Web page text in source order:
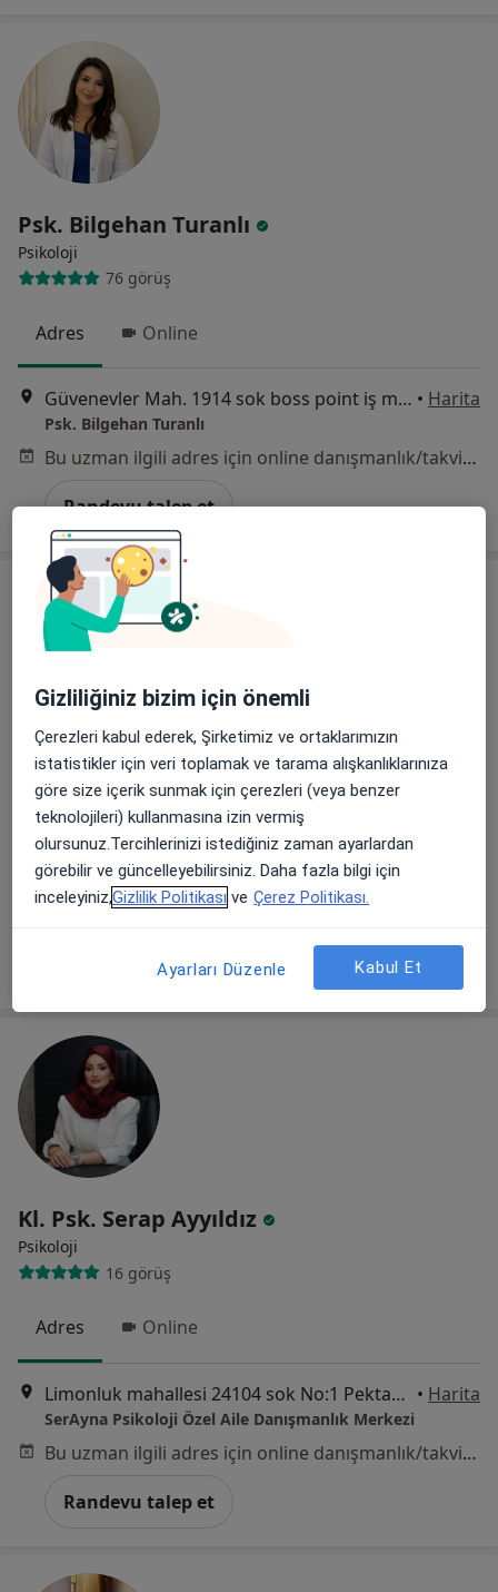
Psk. Bilgehan Turanlı
Psikoloji
76 görüş
Adres Online
Güvenevler Mah. 1914 sok boss point iş merkezi A blok kat 4/15, Mersin • Harita
Psk. Bilgehan Turanlı
Bu uzman ilgili adres için online danışmanlık/takvim sunmuyor.
Randevu talep et
Uzm. Dr. Bekir Yapıcıoğlu
Psikiyatri
27 görüş
Çiftlikköy Mah. 32243 Sk. No:18 Hybrit A Binası K:6 D:21, Yenişehir
Uzm. Dr. Bekir YAPICIOĞLU Muayenehanesi
Randevu talep et
Kl. Psk. Serap Ayyıldız
Psikoloji
16 görüş
Adres Online
Limonluk mahallesi 24104 sok No:1 Pektaş Skala Office Kat:6 daire :16, Mersin • Harita
SerAyna Psikoloji Özel Aile Danışmanlık Merkezi
Bu uzman ilgili adres için online danışmanlık/takvim sunmuyor.
Randevu talep et
Gizliliğiniz bizim için önemli
Çerezleri kabul ederek, Şirketimiz ve ortaklarımızın
istatistikler için veri toplamak ve tarama alışkanlıklarınıza
göre size içerik sunmak için çerezleri (veya benzer
teknolojileri) kullanmasına izin vermiş
olursunuz.Tercihlerinizi istediğiniz zaman ayarlardan
görebilir ve güncelleyebilirsiniz. Daha fazla bilgi için
inceleyiniz,Gizlilik Politikası ve Çerez Politikası.
Ayarları Düzenle Kabul Et